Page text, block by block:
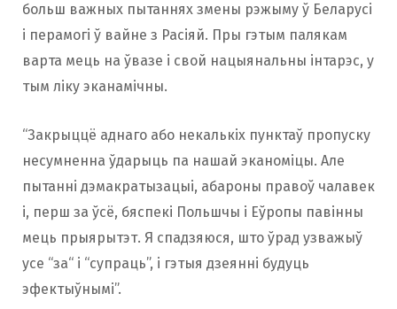
больш важных пытаннях змены рэжыму ў Беларусі
і перамогі ў вайне з Расіяй. Пры гэтым палякам
варта мець на ўвазе і свой нацыянальны інтарэс, у
тым ліку эканамічны.
“Закрыццё аднаго або некалькіх пунктаў пропуску
несумненна ўдарыць па нашай эканоміцы. Але
пытанні дэмакратызацыі, абароны правоў чалавек
і, перш за ўсё, бяспекі Польшчы і Еўропы павінны
мець прыярытэт. Я спадзяюся, што ўрад узважыў
усе “за“ і “супраць”, і гэтыя дзеянні будуць
эфектыўнымі”.